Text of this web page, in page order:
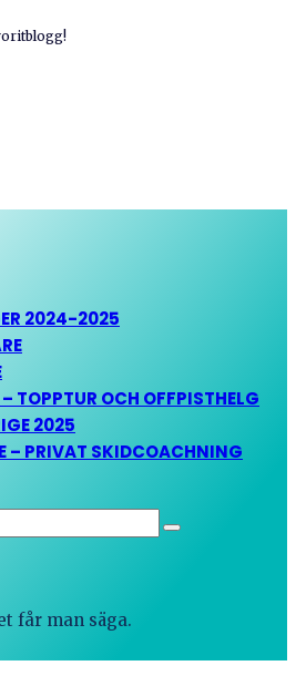
2024-2025
TOPPTUR OCH OFFPISTHELG
2025
– PRIVAT SKIDCOACHNING
får man säga.